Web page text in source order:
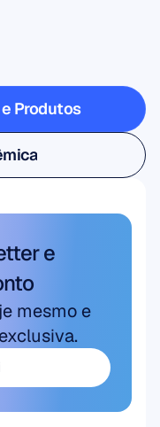
Produtos
Produtos
e
mesmo e